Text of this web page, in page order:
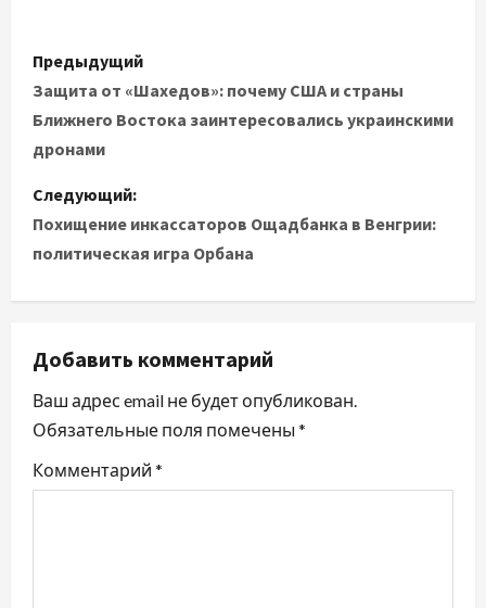
Н
а
в
и
г
и
я
п
Предыдущий
Защита от «Шахедов»: почему США и страны
Ближнего Востока заинтересовались украинскими
дронами
Следующий:
Похищение инкассаторов Ощадбанка в Венгрии:
политическая игра Орбана
Добавить комментарий
Ваш адрес email не будет опубликован.
Обязательные поля помечены *
Комментарий *